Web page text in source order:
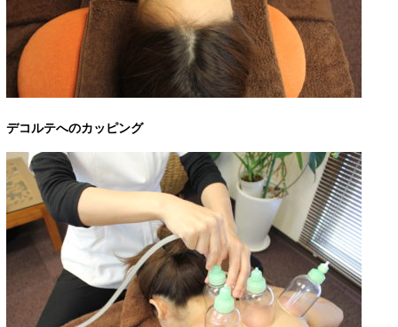
デコルテへのカッピング